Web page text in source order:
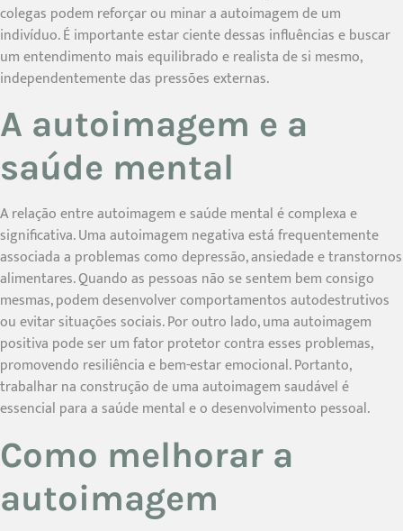
colegas podem reforçar ou minar a autoimagem de um
indivíduo. É importante estar ciente dessas influências e buscar
um entendimento mais equilibrado e realista de si mesmo,
independentemente das pressões externas.
A autoimagem e a
saúde mental
A relação entre autoimagem e saúde mental é complexa e
significativa. Uma autoimagem negativa está frequentemente
associada a problemas como depressão, ansiedade e transtornos
alimentares. Quando as pessoas não se sentem bem consigo
mesmas, podem desenvolver comportamentos autodestrutivos
ou evitar situações sociais. Por outro lado, uma autoimagem
positiva pode ser um fator protetor contra esses problemas,
promovendo resiliência e bem-estar emocional. Portanto,
trabalhar na construção de uma autoimagem saudável é
essencial para a saúde mental e o desenvolvimento pessoal.
Como melhorar a
autoimagem